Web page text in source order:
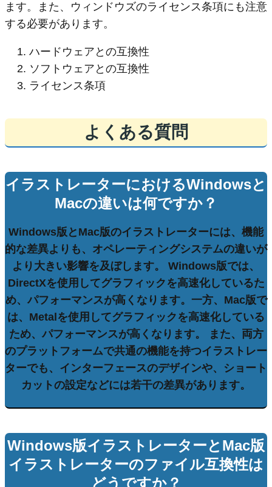
ます。また、ウィンドウズのライセンス条項にも注意
する必要があります。
ハードウェアとの互換性
ソフトウェアとの互換性
ライセンス条項
よくある質問
イラストレーターにおけるWindowsと
Macの違いは何ですか？
Windows版とMac版のイラストレーターには、機能
的な差異よりも、 オペレーティングシステムの違いが
より大きい影響を及ぼします。 Windows版では、
DirectXを使用してグラフィックを高速化しているた
め、パフォーマンスが高くなります。一方、Mac版で
は、 Metal を使用してグラフィックを高速化している
ため、パフォーマンスが高くなります。 また、両方
のプラットフォームで共通の機能を持つイラストレー
ターでも、 インターフェースのデザインや、 ショート
カットの設定などには若干の差異があります。
Windows版イラストレーターとMac版
イラストレーターのファイル互換性は
どうですか？